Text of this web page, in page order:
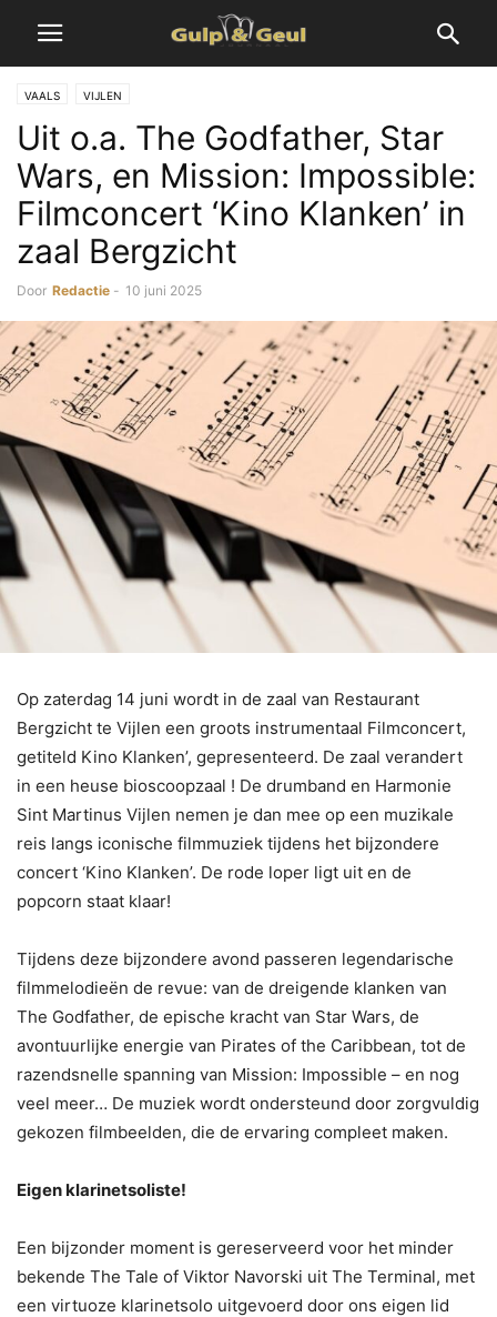
VAALS VIJLEN
Uit o.a. The Godfather, Star
Wars, en Mission: Impossible:
Filmconcert ‘Kino Klanken’ in
zaal Bergzicht
Door Redactie - 10 juni 2025
Op zaterdag 14 juni wordt in de zaal van Restaurant
Bergzicht te Vijlen een groots instrumentaal Filmconcert,
getiteld Kino Klanken’, gepresenteerd. De zaal verandert
in een heuse bioscoopzaal ! De drumband en Harmonie
Sint Martinus Vijlen nemen je dan mee op een muzikale
reis langs iconische filmmuziek tijdens het bijzondere
concert ‘Kino Klanken’. De rode loper ligt uit en de
popcorn staat klaar!
Tijdens deze bijzondere avond passeren legendarische
filmmelodieën de revue: van de dreigende klanken van
The Godfather, de epische kracht van Star Wars, de
avontuurlijke energie van Pirates of the Caribbean, tot de
razendsnelle spanning van Mission: Impossible – en nog
veel meer… De muziek wordt ondersteund door zorgvuldig
gekozen filmbeelden, die de ervaring compleet maken.
Eigen klarinetsoliste!
Een bijzonder moment is gereserveerd voor het minder
bekende The Tale of Viktor Navorski uit The Terminal, met
een virtuoze klarinetsolo uitgevoerd door ons eigen lid